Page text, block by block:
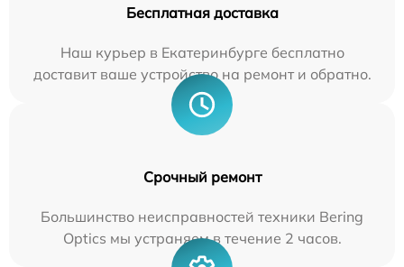
Бесплатная доставка
Наш курьер в Екатеринбурге бесплатно
доставит ваше устройство на ремонт и обратно.
Срочный ремонт
Большинство неисправностей техники Bering
Optics мы устраняем в течение 2 часов.